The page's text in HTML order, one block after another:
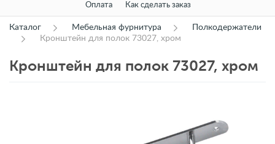
Оплата Как сделать заказ
Каталог Мебельная фурнитура
Полкодержатели
Кронштейн для полок 73027, хром
Кронштейн для полок 73027, хром